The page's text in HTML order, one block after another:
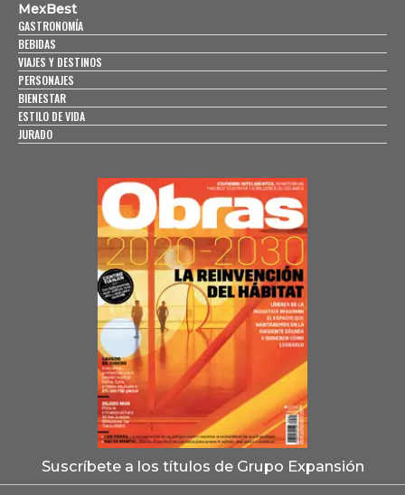
MexBest
GASTRONOMÍA
BEBIDAS
VIAJES Y DESTINOS
PERSONAJES
BIENESTAR
ESTILO DE VIDA
JURADO
Suscríbete a los títulos de Grupo Expansión